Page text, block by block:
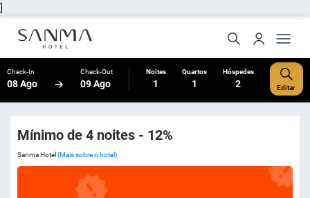
]
Check-In
08 Ago
Check-Out
09 Ago
Noites
1
Quartos
1
Hóspedes
2 Editar
Mínimo de 4 noites - 12%
Sanma Hotel (Mais sobre o hotel)